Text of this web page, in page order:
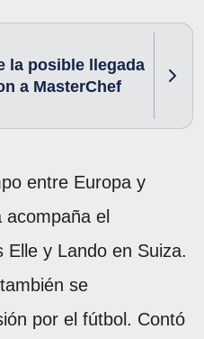
la posible llegada
a MasterChef
entre Europa y
el
Elle y Lando en Suiza.
se
por el fútbol. Contó